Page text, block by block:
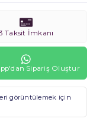
Taksit İmkanı
Sipariş Oluştur
görüntülemek için